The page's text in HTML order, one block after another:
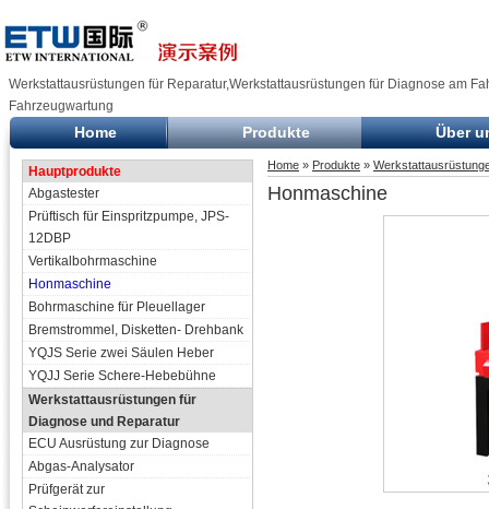
Werkstattausrüstungen für Reparatur,Werkstattausrüstungen für Diagnose am
Fahrzeugwartung
Home Produkte Über
Hauptprodukte
Abgastester
Prüftisch für Einspritzpumpe, JPS-
12DBP
Vertikalbohrmaschine
Honmaschine
Bohrmaschine für Pleuellager
Bremstrommel, Disketten- Drehbank
YQJS Serie zwei Säulen Heber
YQJJ Serie Schere-Hebebühne
Werkstattausrüstungen für
Diagnose und Reparatur
ECU Ausrüstung zur Diagnose
Abgas-Analysator
Prüfgerät zur
Home » Produkte »
Honmaschine